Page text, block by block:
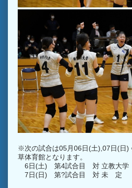
※次の試合は05月06日(土),07日(日)
草体育館となります。
6日(土) 第4試合目 対 立教大学
7日(日) 第?試合目 対 未 定